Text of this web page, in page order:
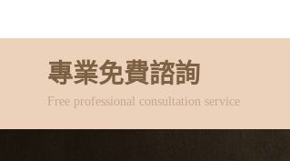
專業免費諮詢
Free professional consultation service